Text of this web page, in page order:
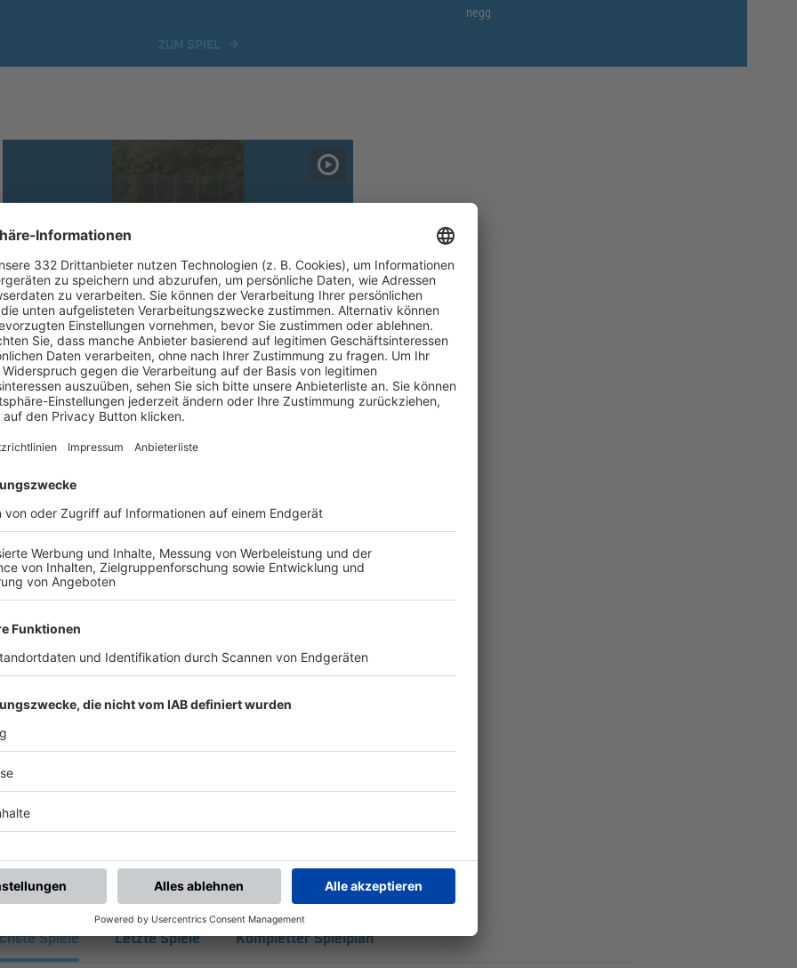
negg
SG TV 1911 STOCKDORF/SV PLANEGG -
FC PUCHHEIM, 3-2
ALLE NEWS
Spiele Letzte Spiele Kompletter Spielplan